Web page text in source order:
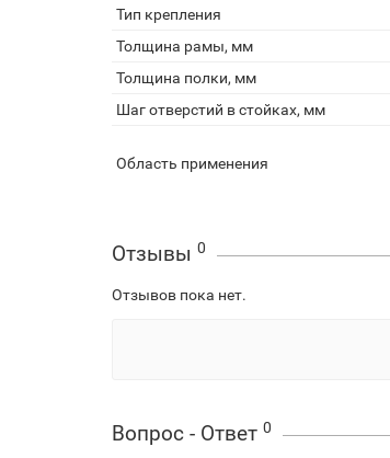
Тип крепления
Толщина рамы, мм
Толщина полки, мм
Шаг отверстий в стойках, мм
Область применения
Отзывы 0
Отзывов пока нет.
Вопрос - Ответ 0